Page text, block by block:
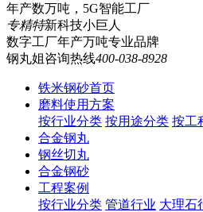
年产数万吨，5G智能工厂
专精特新科技小巨人
数字工厂年产万吨专业品牌
钢丸姐咨询热线400-038-8928
铁米钢砂首页
磨料使用方案
按行业分类 按用途分类 按工
合金钢丸
钢丝切丸
合金钢砂
工程案例
按行业分类 管道行业 大理石